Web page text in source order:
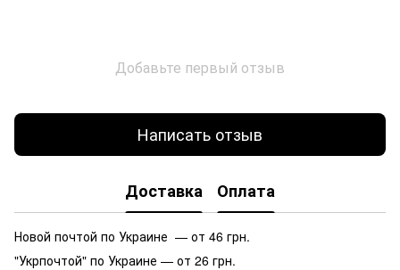
Добавьте первый отзыв
Написать отзыв
Доставка Оплата
Новой почтой по Украине — от 46 грн.
"Укрпочтой" по Украине — от 26 грн.